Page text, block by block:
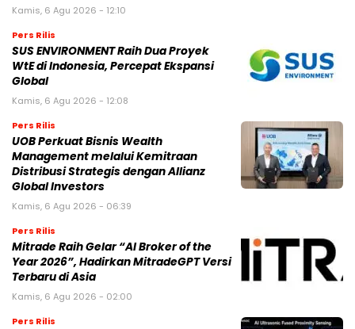
Kamis, 6 Agu 2026 - 12:10
Pers Rilis
SUS ENVIRONMENT Raih Dua Proyek
WtE di Indonesia, Percepat Ekspansi
Global
Kamis, 6 Agu 2026 - 12:08
Pers Rilis
UOB Perkuat Bisnis Wealth
Management melalui Kemitraan
Distribusi Strategis dengan Allianz
Global Investors
Kamis, 6 Agu 2026 - 06:39
Pers Rilis
Mitrade Raih Gelar “AI Broker of the
Year 2026”, Hadirkan MitradeGPT Versi
Terbaru di Asia
Kamis, 6 Agu 2026 - 02:00
Pers Rilis